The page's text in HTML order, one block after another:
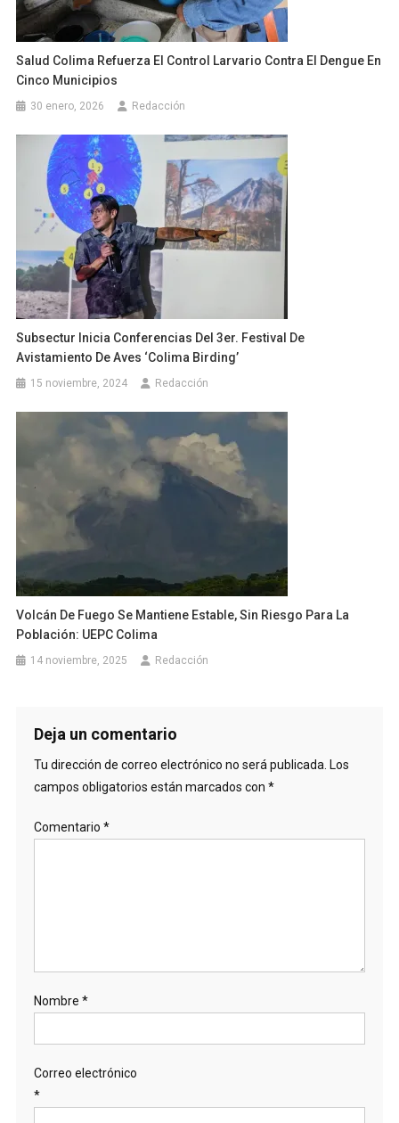
Salud Colima Refuerza El Control Larvario Contra El Dengue En
Cinco Municipios
30 enero, 2026 Redacción
Subsectur Inicia Conferencias Del 3er. Festival De
Avistamiento De Aves ‘Colima Birding’
15 noviembre, 2024 Redacción
Volcán De Fuego Se Mantiene Estable, Sin Riesgo Para La
Población: UEPC Colima
14 noviembre, 2025 Redacción
Deja un comentario
Tu dirección de correo electrónico no será publicada. Los
campos obligatorios están marcados con *
Comentario *
Nombre *
Correo electrónico
*